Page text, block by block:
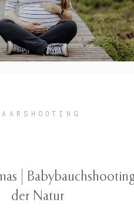
|
der Natur